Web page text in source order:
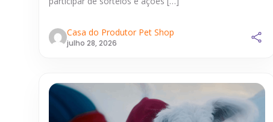
Casa do Produtor Pet Shop
julho 28, 2026